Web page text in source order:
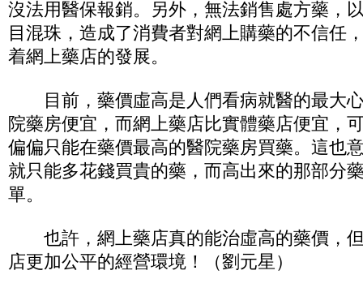
沒法用醫保報銷。另外，無法銷售處方藥，
目混珠，造成了消費者對網上購藥的不信任
着網上藥店的發展。
目前，藥價虛高是人們看病就醫的最大
院藥房便宜，而網上藥店比實體藥店便宜，
偏偏只能在藥價最高的醫院藥房買藥。這也
就只能多花錢買貴的藥，而高出來的那部分
單。
也許，網上藥店真的能治虛高的藥價，
店更加公平的經營環境！（劉元星）